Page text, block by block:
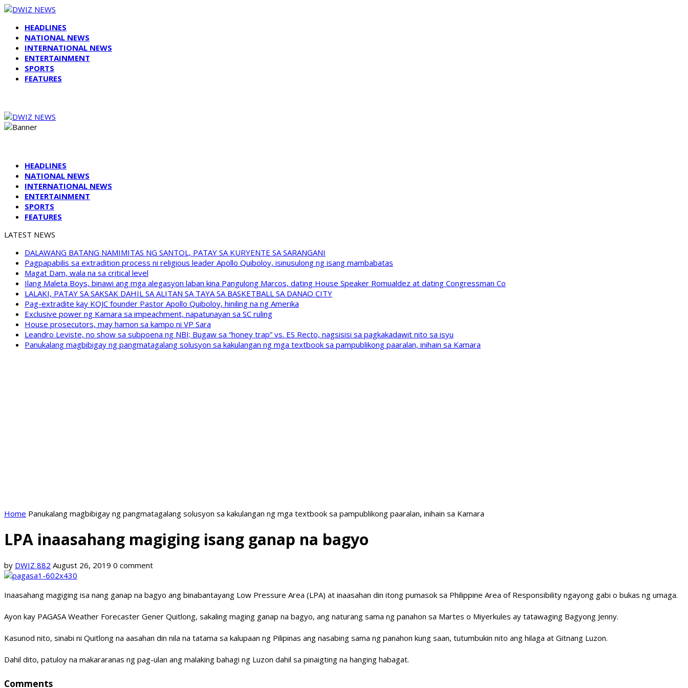
HEADLINES
NATIONAL NEWS
INTERNATIONAL NEWS
ENTERTAINMENT
SPORTS
FEATURES
HEADLINES
NATIONAL NEWS
INTERNATIONAL NEWS
ENTERTAINMENT
SPORTS
FEATURES
LATEST NEWS
DALAWANG BATANG NAMIMITAS NG SANTOL, PATAY SA KURYENTE SA SARANGANI
Pagpapabilis sa extradition process ni religious leader Apollo Quiboloy, isinusulong ng isang mambabatas
Magat Dam, wala na sa critical level
Ilang Maleta Boys, binawi ang mga alegasyon laban kina Pangulong Marcos, dating House Speaker Romualdez at dating Congressman Co
LALAKI, PATAY SA SAKSAK DAHIL SA ALITAN SA TAYA SA BASKETBALL SA DANAO CITY
Pag-extradite kay KOJC founder Pastor Apollo Quiboloy, hiniling na ng Amerika
Exclusive power ng Kamara sa impeachment, napatunayan sa SC ruling
House prosecutors, may hamon sa kampo ni VP Sara
Leandro Leviste, no show sa subpoena ng NBI; Bugaw sa “honey trap” vs. ES Recto, nagsisisi sa pagkakadawit nito sa isyu
Panukalang magbibigay ng pangmatagalang solusyon sa kakulangan ng mga textbook sa pampublikong paaralan, inihain sa Kamara
Home Panukalang magbibigay ng pangmatagalang solusyon sa kakulangan ng mga textbook sa pampublikong paaralan, inihain sa Kamara
LPA inaasahang magiging isang ganap na bagyo
by DWIZ 882 August 26, 2019 0 comment
Inaasahang magiging isa nang ganap na bagyo ang binabantayang Low Pressure Area (LPA) at inaasahan din itong pumasok sa Philippine Area of Responsibility ngayong gabi o bukas ng umaga.
Ayon kay PAGASA Weather Forecaster Gener Quitlong, sakaling maging ganap na bagyo, ang naturang sama ng panahon sa Martes o Miyerkules ay tatawaging Bagyong Jenny.
Kasunod nito, sinabi ni Quitlong na aasahan din nila na tatama sa kalupaan ng Pilipinas ang nasabing sama ng panahon kung saan, tutumbukin nito ang hilaga at Gitnang Luzon.
Dahil dito, patuloy na makararanas ng pag-ulan ang malaking bahagi ng Luzon dahil sa pinaigting na hanging habagat.
Comments